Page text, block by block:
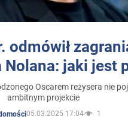
odmówił
Nolana: jaki jest
Oscarem reżysera nie
ambitnym projekcie
05.03.2025 17:04 1